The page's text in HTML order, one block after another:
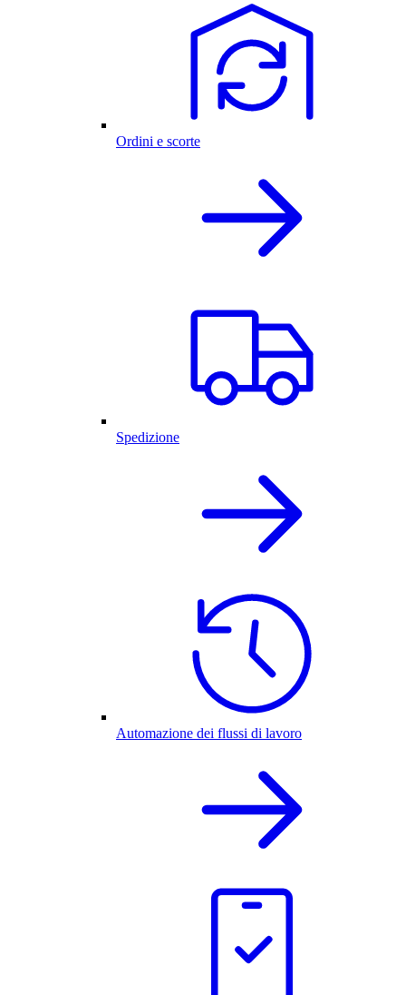
Ordini e scorte
Spedizione
Automazione dei flussi di lavoro